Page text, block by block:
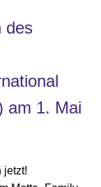
des
am 1. Mai
jetzt!